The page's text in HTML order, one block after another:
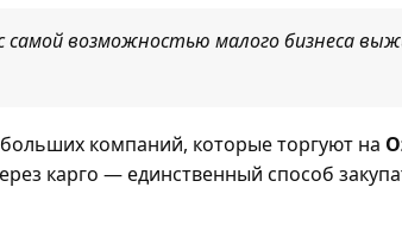
возможностью малого бизнеса
компаний, которые торгуют на
карго — единственный способ